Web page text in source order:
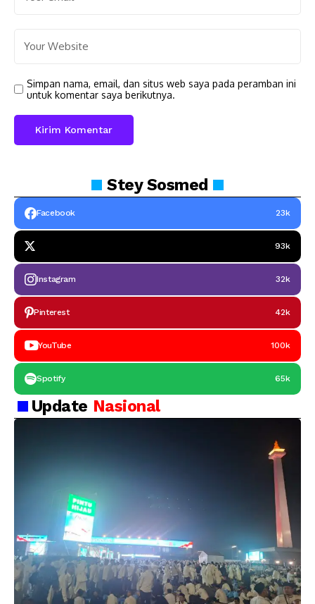
Simpan nama, email, dan situs web saya pada peramban ini
untuk komentar saya berikutnya.
SteySosmed
Facebook 23k
93k
Instagram 32k
Pinterest 42k
YouTube 100k
Spotify 65k
Update Nasional